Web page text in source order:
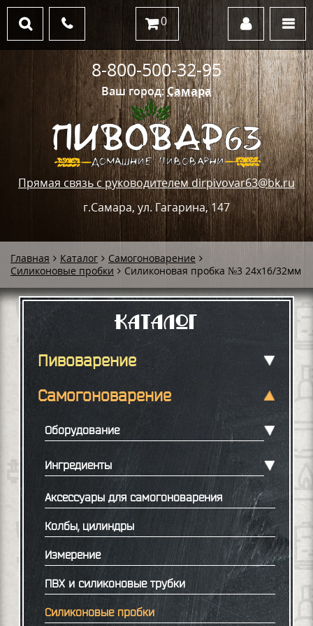
Ваш город:Самара
Прямая связь с руководителем dirpivovar63@bk.ru
г.Самара, ул. Гагарина, 147
8-800-500-32-95
0
Главная Каталог
Самогоноварение
Силиконовые пробки
Силиконовая пробка №3 24х16/32мм
Каталог
Пивоварение
Самогоноварение
Оборудование
Ингредиенты
Аксессуары для самогоноварения
Колбы, цилиндры
Измерение
ПВХ и силиконовые трубки
Силиконовые пробки